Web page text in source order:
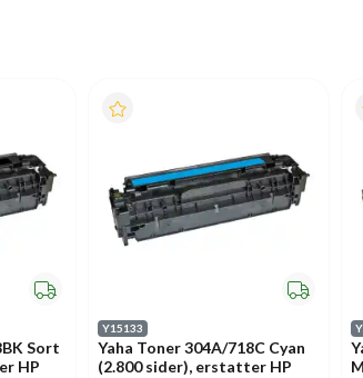
Sort
HP
Y15133
Yaha Toner 304A/718C Cyan
(2.800 sider), erstatter HP